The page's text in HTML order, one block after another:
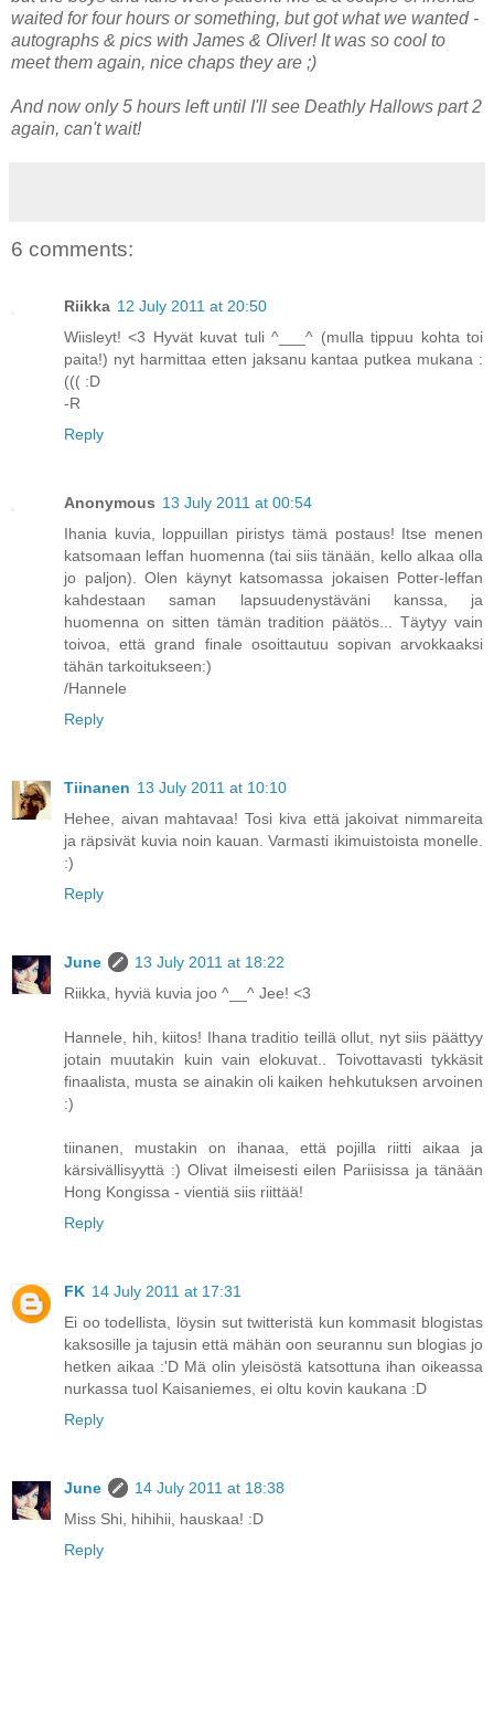
waited for four hours or something, but got what we wanted -
autographs & pics with James & Oliver! It was so cool to
meet them again, nice chaps they are ;)
And now only 5 hours left until I'll see Deathly Hallows part 2
again, can't wait!
6 comments:
Riikka 12 July 2011 at 20:50
Wiisleyt! <3 Hyvät kuvat tuli ^___^ (mulla tippuu kohta toi
paita!) nyt harmittaa etten jaksanu kantaa putkea mukana :
((( :D
-R
Reply
Anonymous 13 July 2011 at 00:54
Ihania kuvia, loppuillan piristys tämä postaus! Itse menen
katsomaan leffan huomenna (tai siis tänään, kello alkaa olla
jo paljon). Olen käynyt katsomassa jokaisen Potter-leffan
kahdestaan saman lapsuudenystäväni kanssa, ja
huomenna on sitten tämän tradition päätös... Täytyy vain
toivoa, että grand finale osoittautuu sopivan arvokkaaksi
tähän tarkoitukseen:)
/Hannele
Reply
Tiinanen 13 July 2011 at 10:10
Hehee, aivan mahtavaa! Tosi kiva että jakoivat nimmareita
ja räpsivät kuvia noin kauan. Varmasti ikimuistoista monelle.
:)
Reply
June
13 July 2011 at 18:22
Riikka, hyviä kuvia joo ^__^ Jee! <3
Hannele, hih, kiitos! Ihana traditio teillä ollut, nyt siis päättyy
jotain muutakin kuin vain elokuvat.. Toivottavasti tykkäsit
finaalista, musta se ainakin oli kaiken hehkutuksen arvoinen
:)
tiinanen, mustakin on ihanaa, että pojilla riitti aikaa ja
kärsivällisyyttä :) Olivat ilmeisesti eilen Pariisissa ja tänään
Hong Kongissa - vientiä siis riittää!
Reply
FK 14 July 2011 at 17:31
Ei oo todellista, löysin sut twitteristä kun kommasit blogistas
kaksosille ja tajusin että mähän oon seurannu sun blogias jo
hetken aikaa :'D Mä olin yleisöstä katsottuna ihan oikeassa
nurkassa tuol Kaisaniemes, ei oltu kovin kaukana :D
Reply
June
14 July 2011 at 18:38
Miss Shi, hihihii, hauskaa! :D
Reply